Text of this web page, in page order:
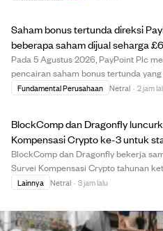
Saham bonus tertunda direksi
beberapa saham dijual seharga
Agustus 2026
Pada 5 Agustus 2026, PayPoint Plc
pencairan saham bonus tertunda
direksi dan manajer senior pada Juli
Fundamental Perusahaan Netral · 2 jam
BlockComp dan Dragonfly
Kompensasi Crypto ke-3 untuk
industri.
BlockComp dan Dragonfly bekerja
Survei Kompensasi Crypto tahunan
membuat database gaji paling
lebih 55 perusahaan crypto di 100+
Lainnya Netral · 3 jam lalu